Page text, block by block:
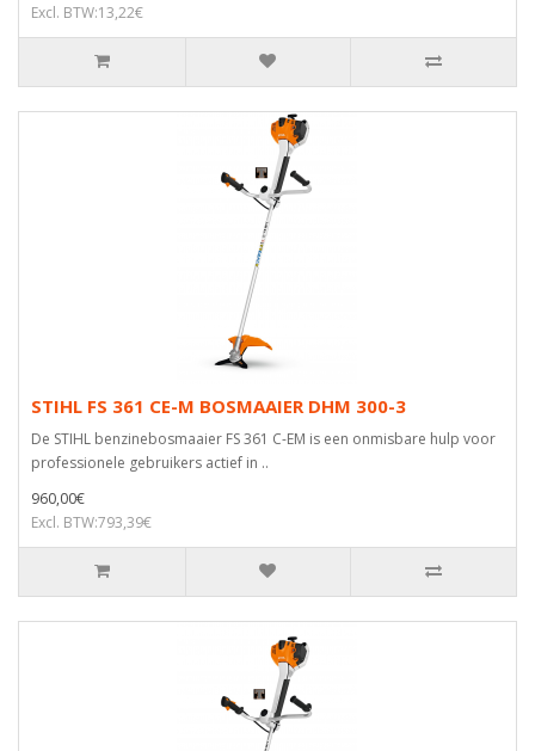
Excl. BTW:13,22€
STIHL FS 361 CE-M BOSMAAIER DHM 300-3
De STIHL benzinebosmaaier FS 361 C-EM is een onmisbare hulp voor
professionele gebruikers actief in ..
960,00€
Excl. BTW:793,39€